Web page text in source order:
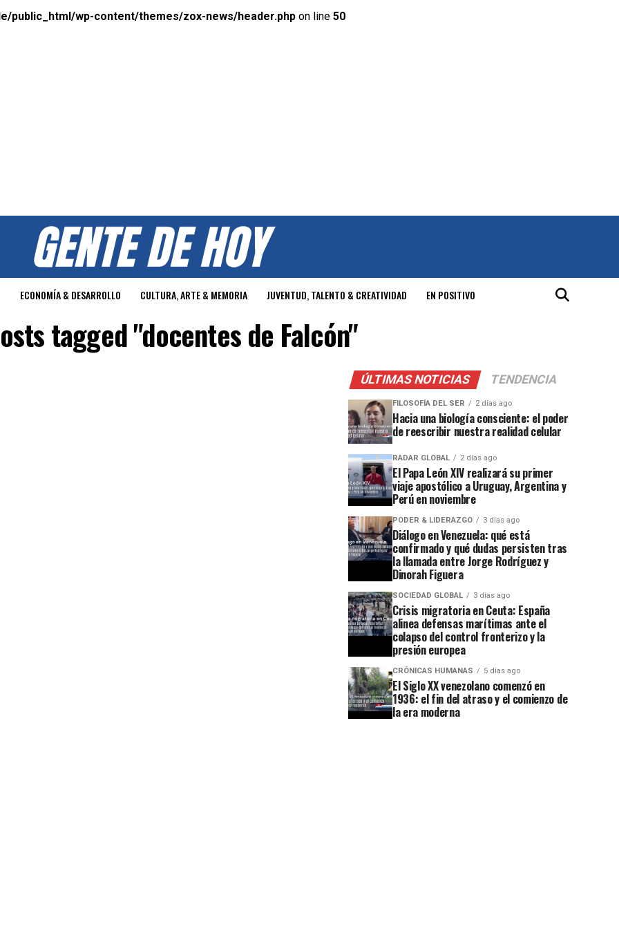
public_html/wp-content/themes/zox-news/header.php on line 50
ECONOMÍA & DESARROLLO CULTURA, ARTE & MEMORIA JUVENTUD, TALENTO & CREATIVIDAD EN POSITIVO
tagged "docentes de Falcón"
ÚLTIMAS NOTICIAS TENDENCIA
FILOSOFÍA DEL SER 2 días ago
Hacia una biología consciente: el poder
de reescribir nuestra realidad celular
RADAR GLOBAL 2 días ago
El Papa León XIV realizará su primer
viaje apostólico a Uruguay, Argentina y
Perú en noviembre
PODER & LIDERAZGO 3 días ago
Diálogo en Venezuela: qué está
confirmado y qué dudas persisten tras
la llamada entre Jorge Rodríguez y
Dinorah Figuera
SOCIEDAD GLOBAL 3 días ago
Crisis migratoria en Ceuta: España
alinea defensas marítimas ante el
colapso del control fronterizo y la
presión europea
CRÓNICAS HUMANAS 5 días ago
El Siglo XX venezolano comenzó en
1936: el fin del atraso y el comienzo de
la era moderna